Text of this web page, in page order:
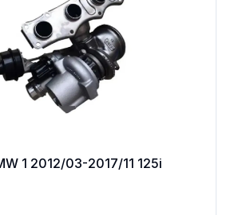
1 2012/03-2017/11 125i